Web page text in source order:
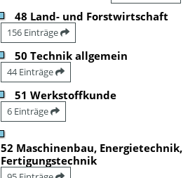
48 Land- und Forstwirtschaft
156 Einträge
50 Technik allgemein
44 Einträge
51 Werkstoffkunde
6 Einträge
52 Maschinenbau, Energietechnik,
Fertigungstechnik